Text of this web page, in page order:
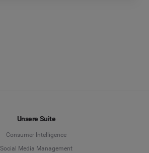
Unsere Suite
Consumer Intelligence
Social Media Management